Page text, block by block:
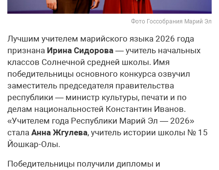
Фото Госсобрания Марий Эл
Лучшим учителем марийского языка 2026 года
признана Ирина Сидорова — учитель начальных
классов Солнечной средней школы. Имя
победительницы основного конкурса озвучил
заместитель председателя правительства
республики — министр культуры, печати и по
делам национальностей Константин Иванов.
«Учителем года Республики Марий Эл — 2026»
стала Анна Жгулева, учитель истории школы № 15
Йошкар-Олы.
Победительницы получили дипломы и